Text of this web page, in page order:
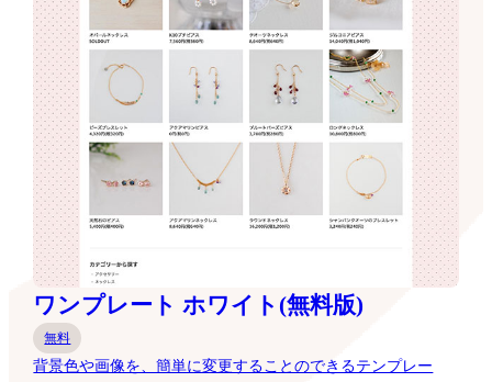
ワンプレート ホワイト(無料版)
無料
背景色や画像を、簡単に変更することのできるテンプレー